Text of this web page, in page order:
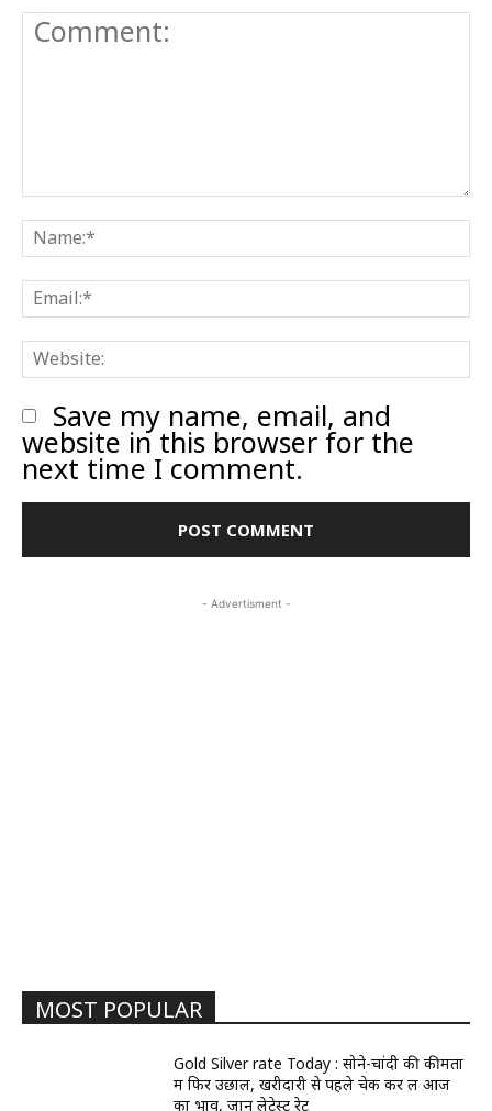
Comment:
Save my name, email, and
website in this browser for the
next time I comment.
- Advertisment -
MOST POPULAR
Gold Silver rate Today : सोने-चांदी की कीमतों
में फिर उछाल, खरीदारी से पहले चेक कर लें आज
का भाव, जानें लेटेस्ट रेट